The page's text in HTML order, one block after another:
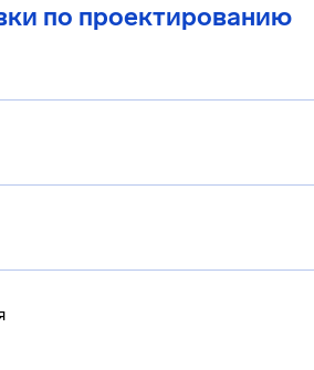
по проектированию